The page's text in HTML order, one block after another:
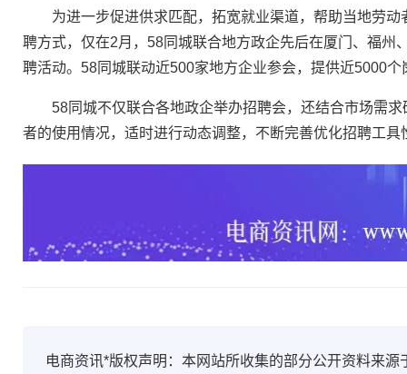
为进一步促进供求匹配，拓宽就业渠道，帮助当地劳动
聘方式，仅在2月，58同城联合地方政企先后在厦门、福州
聘活动。58同城联动近500家地方企业参会，提供近5000个
58同城不仅联合各地政企举办招聘会，还结合市场需求
者的使用情况，适时进行动态调整，不断完善优化招聘工
电商资讯*版权声明：本网站所收集的部分公开资料来